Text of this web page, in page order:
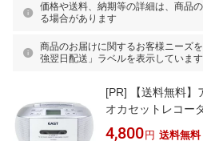
価格や送料、納期等の詳細は、商品
る場合があります
商品のお届けに関するお客様ニーズ
強翌日配送」ラベルを表示しています
[PR]
【送料無料
オカセットレコー
FMラジオ EA-
4,800 円 送料無料